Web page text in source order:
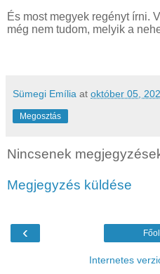
És most megyek regényt írni.
még nem tudom, melyik a
Sümegi Emília at október 05,
Megosztás
Nincsenek
Megjegyzés küldése
‹
Internetes